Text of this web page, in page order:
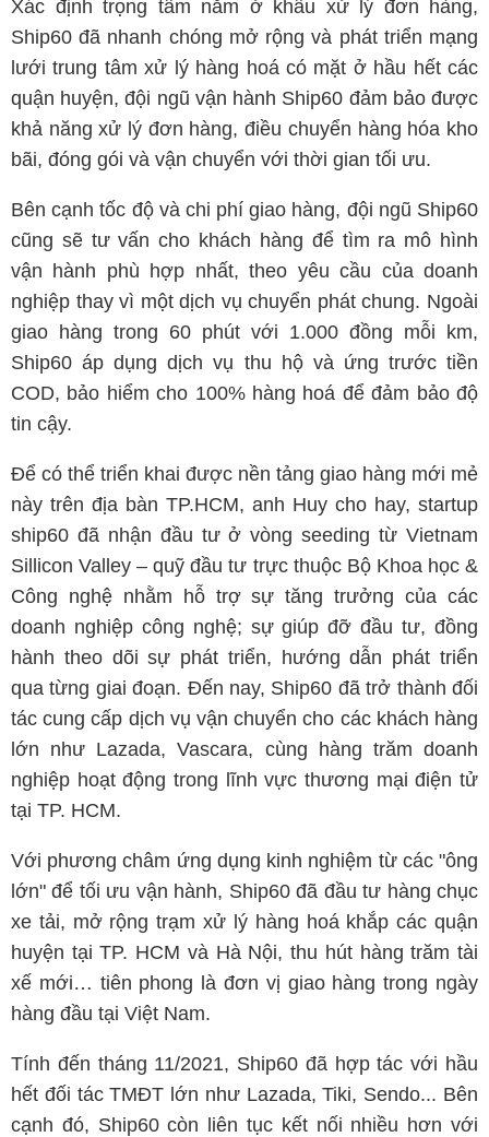
Xác định trọng tâm nằm ở khâu xử lý đơn hàng,
Ship60 đã nhanh chóng mở rộng và phát triển mạng
lưới trung tâm xử lý hàng hoá có mặt ở hầu hết các
quận huyện, đội ngũ vận hành Ship60 đảm bảo được
khả năng xử lý đơn hàng, điều chuyển hàng hóa kho
bãi, đóng gói và vận chuyển với thời gian tối ưu.
Bên cạnh tốc độ và chi phí giao hàng, đội ngũ Ship60
cũng sẽ tư vấn cho khách hàng để tìm ra mô hình
vận hành phù hợp nhất, theo yêu cầu của doanh
nghiệp thay vì một dịch vụ chuyển phát chung. Ngoài
giao hàng trong 60 phút với 1.000 đồng mỗi km,
Ship60 áp dụng dịch vụ thu hộ và ứng trước tiền
COD, bảo hiểm cho 100% hàng hoá để đảm bảo độ
tin cậy.
Để có thể triển khai được nền tảng giao hàng mới mẻ
này trên địa bàn TP.HCM, anh Huy cho hay, startup
ship60 đã nhận đầu tư ở vòng seeding từ Vietnam
Sillicon Valley – quỹ đầu tư trực thuộc Bộ Khoa học &
Công nghệ nhằm hỗ trợ sự tăng trưởng của các
doanh nghiệp công nghệ; sự giúp đỡ đầu tư, đồng
hành theo dõi sự phát triển, hướng dẫn phát triển
qua từng giai đoạn. Đến nay, Ship60 đã trở thành đối
tác cung cấp dịch vụ vận chuyển cho các khách hàng
lớn như Lazada, Vascara, cùng hàng trăm doanh
nghiệp hoạt động trong lĩnh vực thương mại điện tử
tại TP. HCM.
Với phương châm ứng dụng kinh nghiệm từ các "ông
lớn" để tối ưu vận hành, Ship60 đã đầu tư hàng chục
xe tải, mở rộng trạm xử lý hàng hoá khắp các quận
huyện tại TP. HCM và Hà Nội, thu hút hàng trăm tài
xế mới… tiên phong là đơn vị giao hàng trong ngày
hàng đầu tại Việt Nam.
Tính đến tháng 11/2021, Ship60 đã hợp tác với hầu
hết đối tác TMĐT lớn như Lazada, Tiki, Sendo... Bên
cạnh đó, Ship60 còn liên tục kết nối nhiều hơn với